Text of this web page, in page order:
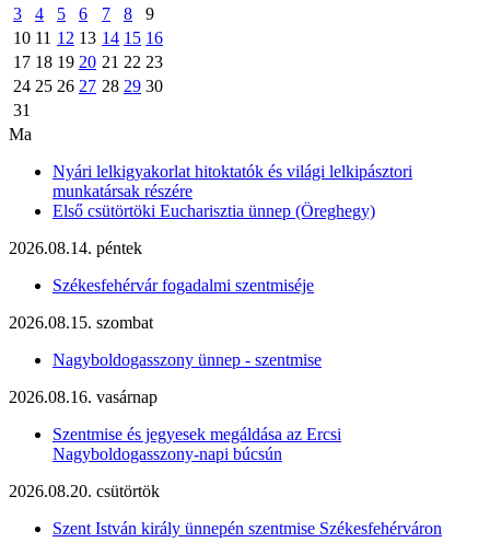
3
4 5 6 7 8
9
10 11 12 13 14 15 16
17 18 19 20 21 22 23
24 25 26 27 28 29 30
31
Ma
Nyári lelkigyakorlat hitoktatók és világi lelkipásztori
munkatársak részére
Első csütörtöki Eucharisztia ünnep (Öreghegy)
2026.08.14. péntek
Székesfehérvár fogadalmi szentmiséje
2026.08.15. szombat
Nagyboldogasszony ünnep - szentmise
2026.08.16. vasárnap
Szentmise és jegyesek megáldása az Ercsi
Nagyboldogasszony-napi búcsún
2026.08.20. csütörtök
Szent István király ünnepén szentmise Székesfehérváron